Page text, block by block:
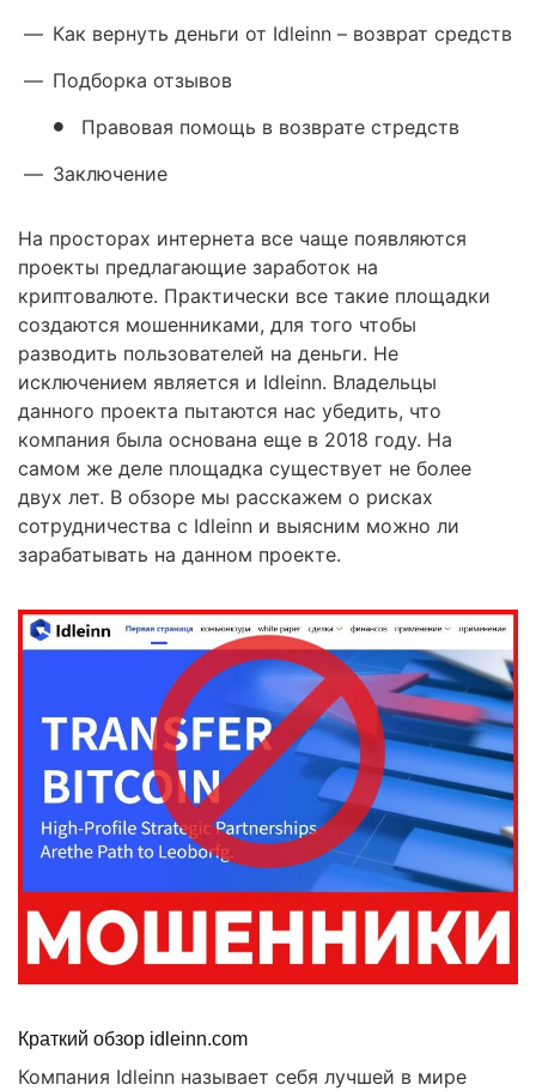
— Как вернуть деньги от Idleinn – возврат средств
— Подборка отзывов
Правовая помощь в возврате стредств
— Заключение
На просторах интернета все чаще появляются
проекты предлагающие заработок на
криптовалюте. Практически все такие площадки
создаются мошенниками, для того чтобы
разводить пользователей на деньги. Не
исключением является и Idleinn. Владельцы
данного проекта пытаются нас убедить, что
компания была основана еще в 2018 году. На
самом же деле площадка существует не более
двух лет. В обзоре мы расскажем о рисках
сотрудничества с Idleinn и выясним можно ли
зарабатывать на данном проекте.
Краткий обзор idleinn.com
Компания Idleinn называет себя лучшей в мире